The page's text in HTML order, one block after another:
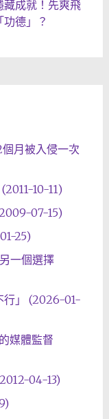
藏成就！先爽飛
德」？
月被入侵一次
10-11)
07-15)
25)
一個選擇
行」 (2026-01-
媒體監督
04-13)